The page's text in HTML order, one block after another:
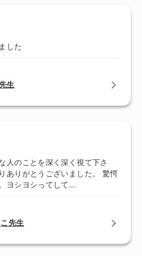
した
生
人のことを深く深く視て下さ
ありがとうございました。 驚愕
ヨシヨシってして…
先生